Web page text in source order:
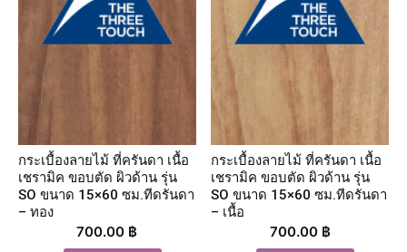
กระเบื้องลายไม้ ที่ครันดา เนื้อ
เชรามิค ขอบตัด ผิวด้าน รุ่น
SO ขนาด 15×60 ซม.ทีดรันดา
– ทอง
700.00 ฿
กระเบื้องลายไม้ ที่ครันดา เนื้อ
เชรามิค ขอบตัด ผิวด้าน รุ่น
SO ขนาด 15×60 ซม.ทีดรันดา
– เนื้อ
700.00 ฿